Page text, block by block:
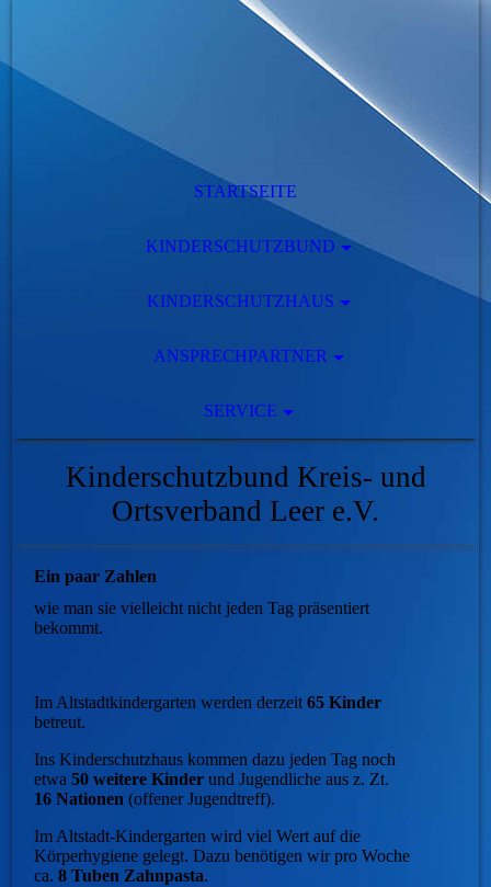
STARTSEITE
KINDERSCHUTZBUND
KINDERSCHUTZHAUS
ANSPRECHPARTNER
SERVICE
Kinderschutzbund Kreis- und
Ortsverband Leer e.V.
Ein paar Zahlen
wie man sie vielleicht nicht jeden Tag präsentiert
bekommt.
Im Altstadtkindergarten werden derzeit65 Kinder
betreut.
Ins Kinderschutzhaus kommen dazu jeden Tag noch
etwa50 weitere Kinder und Jugendliche aus z. Zt.
16 Nationen (offener Jugendtreff).
Im Altstadt-Kindergarten wird viel Wert auf die
Körperhygiene gelegt. Dazu benötigen wir pro Woche
ca.8 Tuben Zahnpasta.